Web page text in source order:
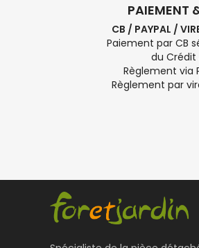
PAIEMENT
CB / PAYPAL /
Paiement par CB
du Crédit
Règlement via
Règlement par